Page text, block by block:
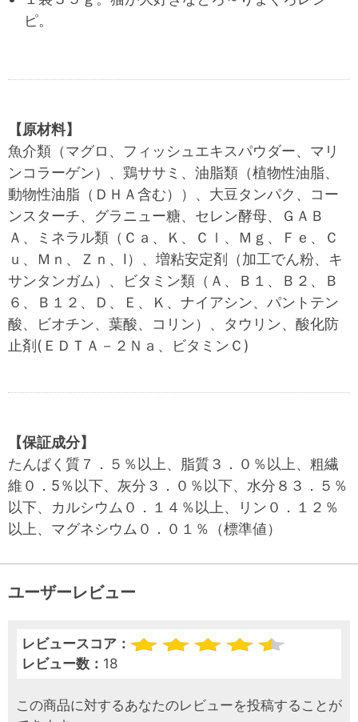
ピ。
【原材料】
魚介類（マグロ、フィッシュエキスパウダー、マリ
ンコラーゲン）、鶏ササミ、油脂類（植物性油脂、
動物性油脂（ＤＨＡ含む））、大豆タンパク、コー
ンスターチ、グラニュー糖、セレン酵母、ＧＡＢ
Ａ、ミネラル類（Ｃａ、Ｋ、Ｃｌ、Ｍｇ、Ｆｅ、Ｃ
ｕ、Ｍｎ、Ｚｎ、Ⅰ）、増粘安定剤（加工でん粉、キ
サンタンガム）、ビタミン類（Ａ、Ｂ１、Ｂ２、Ｂ
６、Ｂ１２、Ｄ、Ｅ、Ｋ、ナイアシン、パントテン
酸、ビオチン、葉酸、コリン）、タウリン、酸化防
止剤(ＥＤＴＡ－２Ｎａ、ビタミンＣ)
【保証成分】
たんぱく質７．５％以上、脂質３．０％以上、粗繊
維０．5％以下、灰分３．０％以下、水分８３．５％
以下、カルシウム０．１４％以上、リン０．１２％
以上、マグネシウム０．０１％（標準値）
ユーザーレビュー
レビュースコア：
レビュー数： 18
この商品に対するあなたのレビューを投稿することが